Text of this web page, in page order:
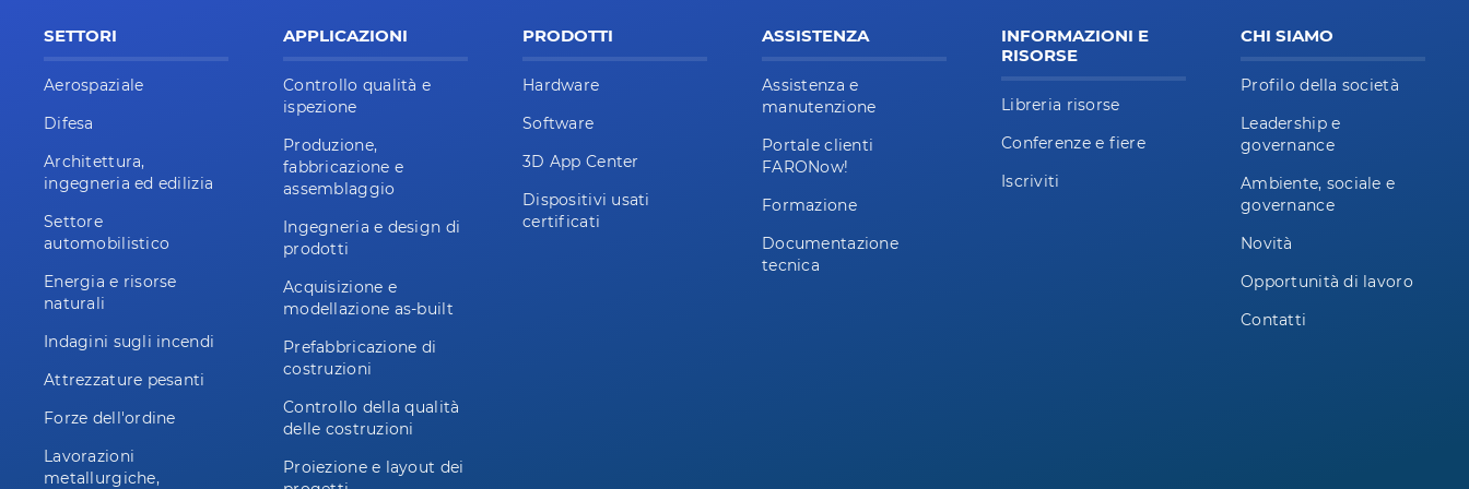
SETTORI
Aerospaziale
Difesa
Architettura,
ingegneria ed edilizia
Settore
automobilistico
Energia e risorse
naturali
Indagini sugli incendi
Attrezzature pesanti
Forze dell'ordine
Lavorazioni
metallurgiche,
APPLICAZIONI
Controllo qualità e
ispezione
Produzione,
fabbricazione e
assemblaggio
Ingegneria e design di
prodotti
Acquisizione e
modellazione as-built
Prefabbricazione di
costruzioni
Controllo della qualità
delle costruzioni
Proiezione e layout dei
PRODOTTI
Hardware
Software
3D App Center
Dispositivi usati
certificati
ASSISTENZA
Assistenza e
manutenzione
Portale clienti
FARONow!
Formazione
Documentazione
tecnica
INFORMAZIONI E
RISORSE
Libreria risorse
Conferenze e fiere
Iscriviti
CHI SIAMO
Profilo della società
Leadership e
governance
Ambiente, sociale e
governance
Novità
Opportunità di lavoro
Contatti